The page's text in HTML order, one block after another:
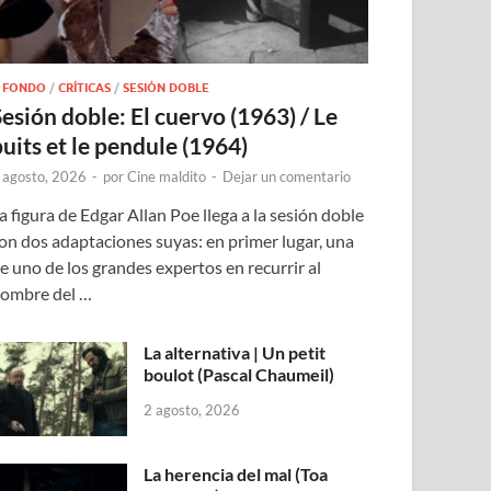
/CRÍTICAS /SESIÓN DOBLE
doble: El cuervo (1963) / Le
et le pendule (1964)
agosto, 2026 - porCine maldito - Dejar un comentario
figura de Edgar Allan Poe llega a la sesión doble
dos adaptaciones suyas: en primer lugar, una
uno de los grandes expertos en recurrir al
del …
La alternativa | Un petit
boulot (Pascal Chaumeil)
2 agosto, 2026
La herencia del mal (Toa